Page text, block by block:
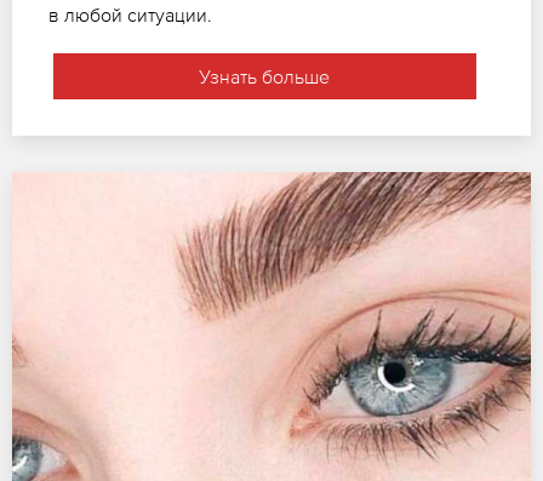
в любой ситуации.
Узнать больше